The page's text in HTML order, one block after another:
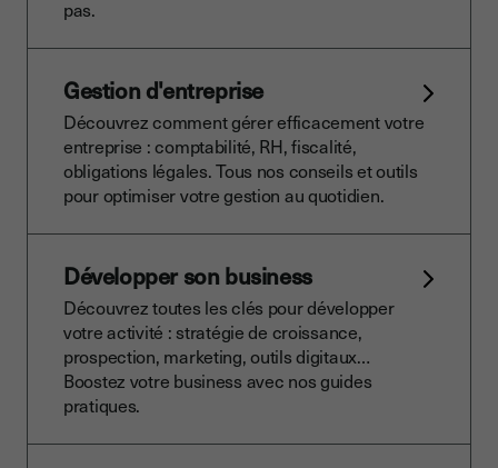
pas.
Gestion d'entreprise
Découvrez comment gérer efficacement votre
entreprise : comptabilité, RH, fiscalité,
obligations légales. Tous nos conseils et outils
pour optimiser votre gestion au quotidien.
Développer son business
Découvrez toutes les clés pour développer
votre activité : stratégie de croissance,
prospection, marketing, outils digitaux…
Boostez votre business avec nos guides
pratiques.